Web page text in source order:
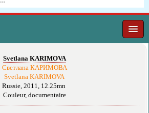
Svetlana KARIMOVA
Светлана КАРИМОВА
Svetlana KARIMOVA
Russie, 2011, 12.25mn
Couleur, documentaire